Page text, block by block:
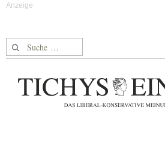
Suche nach: